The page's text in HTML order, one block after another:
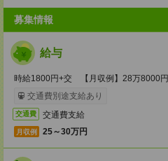
募集情報
給与
時給1800円+交 【月収例】28万8000円
交通費別途支給あり
交通費 交通費支給
月収例 25～30万円